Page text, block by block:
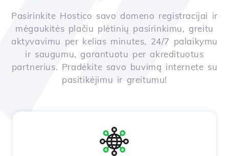
Pasirinkite Hostico savo domeno registracijai ir
mėgaukitės plačiu plėtinių pasirinkimu, greitu
aktyvavimu per kelias minutes, 24/7 palaikymu
ir saugumu, garantuotu per akredituotus
partnerius. Pradėkite savo buvimą internete su
pasitikėjimu ir greitumu!